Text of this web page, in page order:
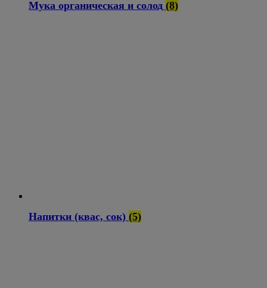
Мука органическая и солод (8)
Напитки (квас, сок) (5)